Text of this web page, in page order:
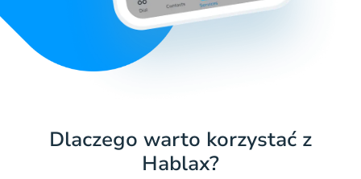
Dlaczego warto korzystać z
Hablax?